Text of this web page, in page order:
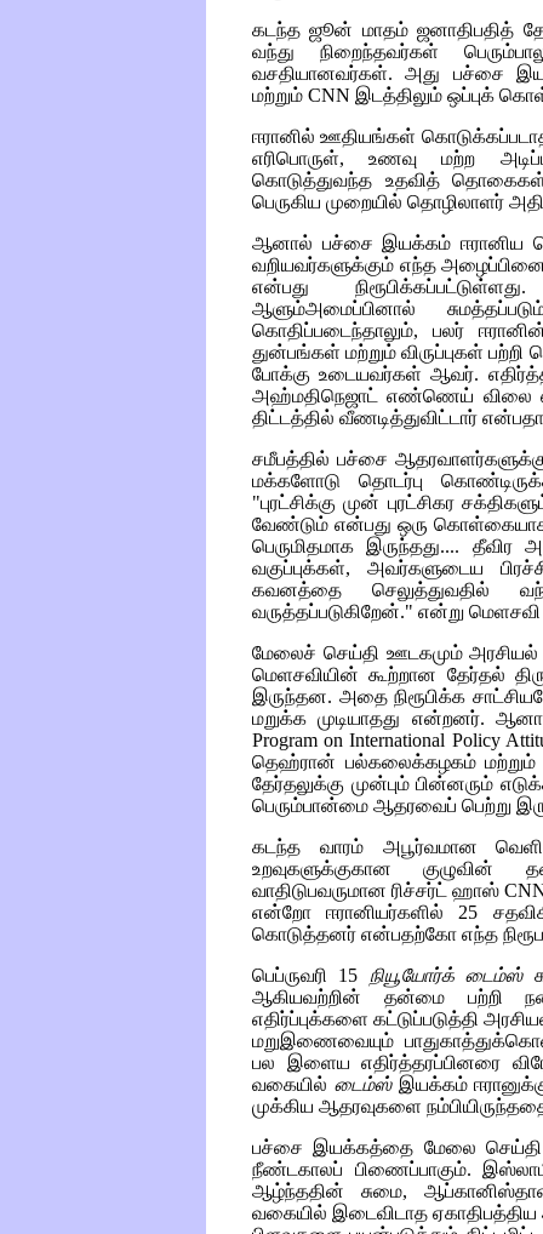
கடந்த ஜூன் மாதம் ஜனாதிபதித்
வந்து நிறைந்தவர்கள்
வசதியானவர்கள். அது பச்சை
மற்றும் CNN இடத்திலும் ஒப்புக்
ஈரானில் ஊதியங்கள்
எரிபொருள், உணவு மற்ற
கொடுத்துவந்த உதவித்
பெருகிய முறையில் தொழிலாளர்
ஆனால் பச்சை இயக்கம் ஈரானிய
வறியவர்களுக்கும் எந்த
என்பது
ஆளும்அமைப்பினால்
கொதிப்படைந்தாலும், பலர்
துன்பங்கள் மற்றும் விருப்புகள் பற்றி
போக்கு உடையவர்கள் ஆவர்.
அஹ்மதிநெஜாட் எண்ணெய் விலை
திட்டத்தில் வீணடித்துவிட்டார்
சமீபத்தில் பச்சை
மக்களோடு தொடர்பு
"புரட்சிக்கு முன் புரட்சிகர
வேண்டும் என்பது ஒரு
பெருமிதமாக இருந்தது.... தீவிர
வகுப்புக்கள், அவர்களுடைய
கவனத்தை செலுத்துவதில்
வருத்தப்படுகிறேன்." என்று மெளசவி
மேலைச் செய்தி ஊடகமும் அரசியல்
மெளசவியின் கூற்றான தேர்தல்
இருந்தன. அதை நிரூபிக்க
மறுக்க முடியாதது என்றனர்.
Program on International Policy
தெஹ்ரான் பல்கலைக்கழகம்
தேர்தலுக்கு முன்பும் பின்னரும்
பெரும்பான்மை ஆதரவைப் பெற்று
கடந்த வாரம் அபூர்வமான
உறவுகளுக்குகான குழுவின்
வாதிடுபவருமான ரிச்சர்ட் ஹாஸ்
என்றோ ஈரானியர்களில் 25
கொடுத்தனர் என்பதற்கோ எந்த
பெப்ருவரி 15 நியூயோர்க் டைம்ஸ்
ஆகியவற்றின் தன்மை பற்றி
எதிர்ப்புக்களை கட்டுப்படுத்தி
மறுஇணைவையும்
பல இளைய எதிர்த்தரப்பினரை
வகையில் டைம்ஸ்இயக்கம்
முக்கிய ஆதரவுகளை
பச்சை இயக்கத்தை மேலை செய்தி
நீண்டகாலப் பிணைப்பாகும்.
ஆழ்ந்ததின் சுமை,
வகையில் இடைவிடாத